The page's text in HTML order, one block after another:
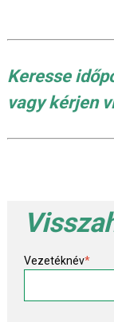
Keresse
vagy kérjen
Vezetéknév*